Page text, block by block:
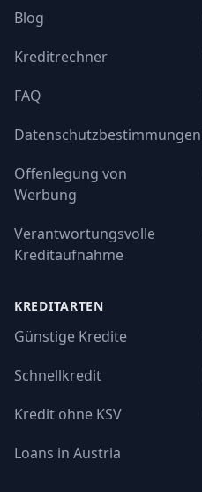
Blog
Kreditrechner
FAQ
Datenschutzbestimmungen
Offenlegung von
Werbung
Verantwortungsvolle
Kreditaufnahme
KREDITARTEN
Günstige Kredite
Schnellkredit
Kredit ohne KSV
Loans in Austria